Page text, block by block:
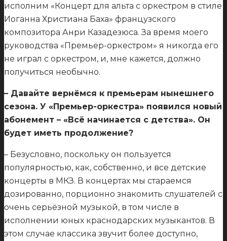
исполним «Концерт для альта с оркестром в стиле
Иоганна Христиана Баха» французского
композитора Анри Казадезюса. За время моего
руководства «Премьер-оркестром» я никогда его
не играл с оркестром, и, мне кажется, должно
получиться необычно.
– Давайте вернёмся к премьерам нынешнего
сезона. У «Премьер-оркестра» появился новый
абонемент – «Всё начинается с детства». Он
будет иметь продолжение?
– Безусловно, поскольку он пользуется
популярностью, как, собственно, и все детские
концерты в МКЗ. В концертах мы стараемся
дозированно, порционно знакомить слушателей с
очень серьёзной музыкой, в том числе в
исполнении юных краснодарских музыкантов. В
этом случае классика звучит более доступно,